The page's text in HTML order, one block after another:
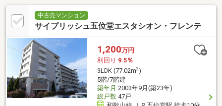
中古売マンション
サイプリッシュ五位堂エスタシオン・フレンテ
1,200万円
利回り 9.5％
3LDK (77.02m2)
5階/7階建
築年月 2003年9月(築23年)
総戸数47戸